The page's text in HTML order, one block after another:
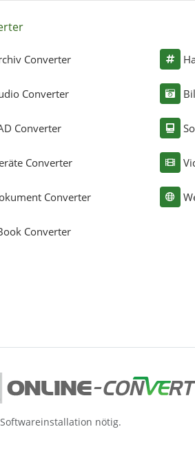
Converter
Converter
Converter
Converter
Converter
Converter
nötig.